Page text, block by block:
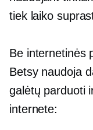
tiek laiko
Be internetinės
Betsy naudoja
galėtų parduoti
internete: